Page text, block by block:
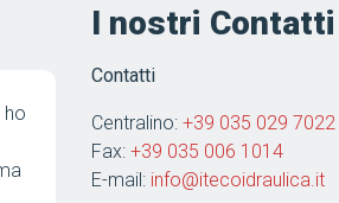
Bravissimi! Ieri i vostri tecnici,
solerte collaboratore Matteo,
della caldaia e dei tubi
I nostri Contatti
Contatti
Centralino: +39 035 029 7022
Fax: +39 035 006 1014
E-mail: info@itecoidraulica.it